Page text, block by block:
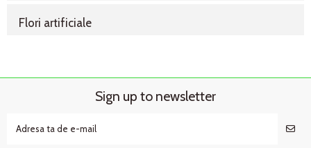
Flori artificiale
Sign up to newsletter